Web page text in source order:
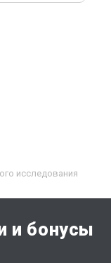
исследования
и бонусы